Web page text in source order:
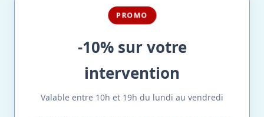
PROMO
-10% sur votre
intervention
Valable entre 10h et 19h du lundi au vendredi